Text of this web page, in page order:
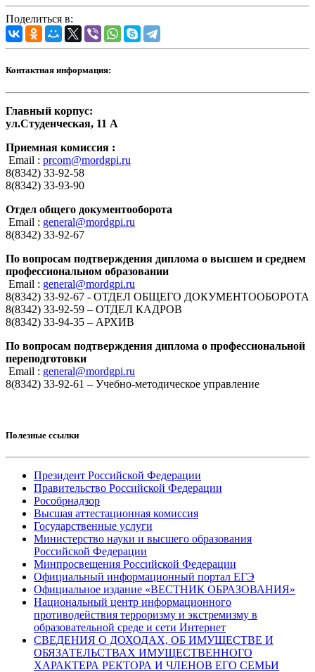
Поделиться в:
Контактная информация:
Главный корпус:
ул.Студенческая, 11 А
Приемная комиссия :
Email : prcom@mordgpi.ru
8(8342) 33-92-58
8(8342) 33-93-90
Отдел общего документооборота
Email : general@mordgpi.ru
8(8342) 33-92-67
По вопросам подтверждения диплома о высшем и среднем
профессиональном образовании
Email : general@mordgpi.ru
8(8342) 33-92-67 - ОТДЕЛ ОБЩЕГО ДОКУМЕНТООБОРОТА
8(8342) 33-92-59 – ОТДЕЛ КАДРОВ
8(8342) 33-94-35 – АРХИВ
По вопросам подтверждения диплома о профессиональной
переподготовки
Email : general@mordgpi.ru
8(8342) 33-92-61 – Учебно-методическое управление
Полезные ссылки
Президент Российской Федерации
Правительство Российской Федерации
Рособрнадзор
Высшая аттестационная комиссия
Государственные услуги
Министерство науки и высшего образования
Российской Федерации
Минпросвещения Российской Федерации
Официальный информационный портал ЕГЭ
Официальное издание «ВЕСТНИК ОБРАЗОВАНИЯ»
Национальный центр информационного
противодействия терроризму и экстремизму в
образовательной среде и сети Интернет
СВЕДЕНИЯ О ДОХОДАХ, ОБ ИМУЩЕСТВЕ И
ОБЯЗАТЕЛЬСТВАХ ИМУЩЕСТВЕННОГО
ХАРАКТЕРА РЕКТОРА И ЧЛЕНОВ ЕГО СЕМЬИ